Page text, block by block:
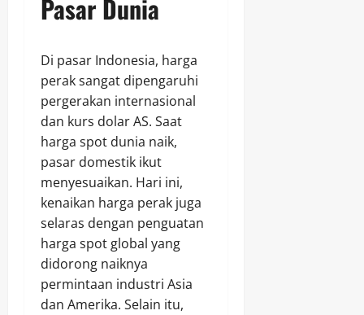
Pasar Dunia
Di pasar Indonesia, harga
perak sangat dipengaruhi
pergerakan internasional
dan kurs dolar AS. Saat
harga spot dunia naik,
pasar domestik ikut
menyesuaikan. Hari ini,
kenaikan harga perak juga
selaras dengan penguatan
harga spot global yang
didorong naiknya
permintaan industri Asia
dan Amerika. Selain itu,